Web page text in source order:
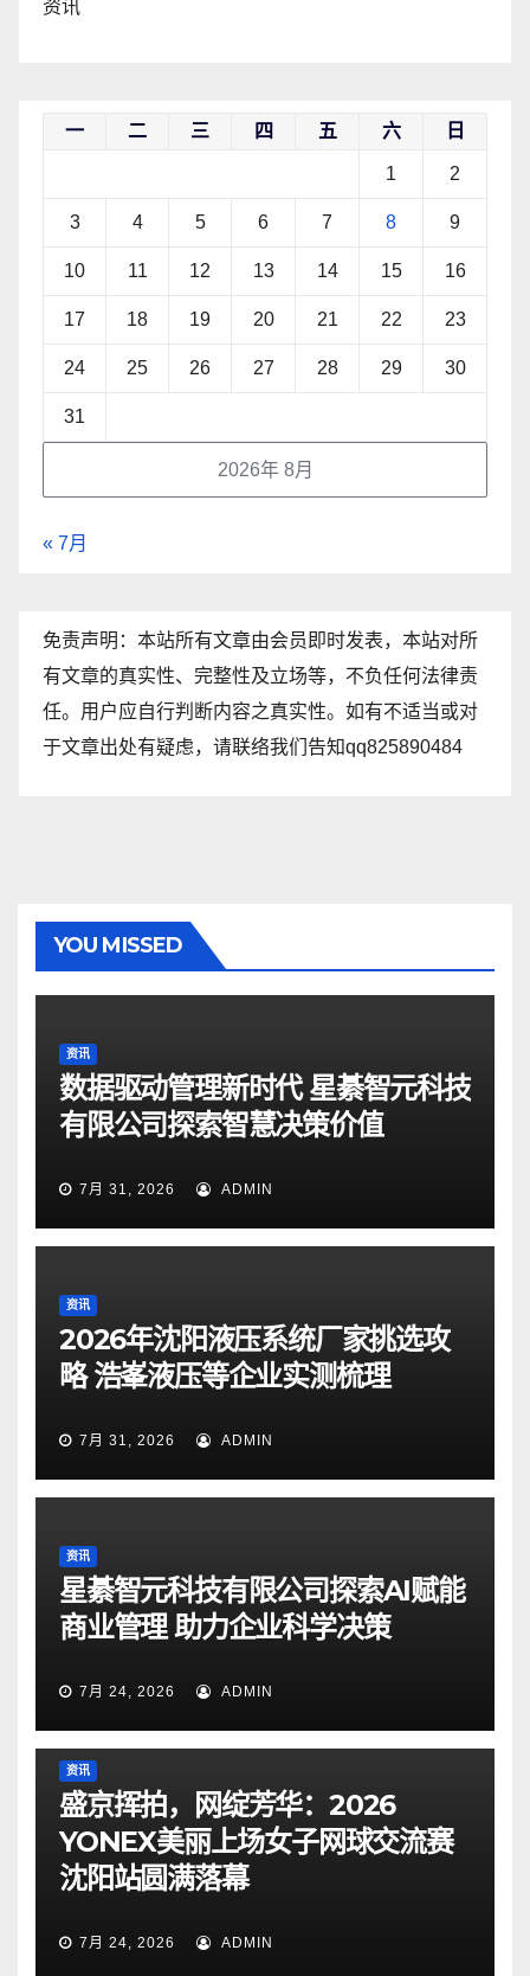
资讯
2026年 8月
一 二 三 四 五 六 日
1 2
3 4 5 6 7 8 9
10 11 12 13 14 15 16
17 18 19 20 21 22 23
24 25 26 27 28 29 30
31
« 7月
免责声明：本站所有文章由会员即时发表，本站对所
有文章的真实性、完整性及立场等，不负任何法律责
任。用户应自行判断内容之真实性。如有不适当或对
于文章出处有疑虑，请联络我们告知qq825890484
YOU MISSED
资讯
数据驱动管理新时代 星綦智元科技
有限公司探索智慧决策价值
7月 31, 2026 ADMIN
资讯
2026年沈阳液压系统厂家挑选攻
略 浩峯液压等企业实测梳理
7月 31, 2026 ADMIN
资讯
星綦智元科技有限公司探索AI赋能
商业管理 助力企业科学决策
7月 24, 2026 ADMIN
资讯
盛京挥拍，网绽芳华：2026
YONEX美丽上场女子网球交流赛
沈阳站圆满落幕
7月 24, 2026 ADMIN